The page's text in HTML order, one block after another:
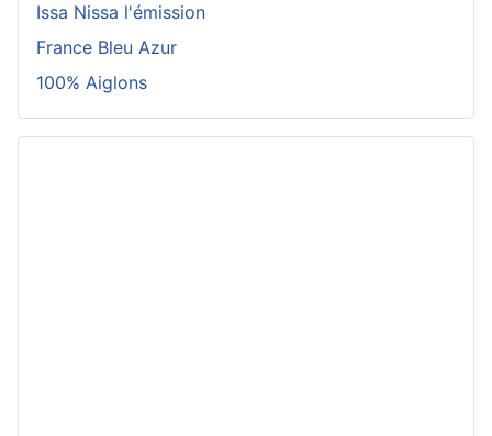
Issa Nissa l'émission
France Bleu Azur
100% Aiglons